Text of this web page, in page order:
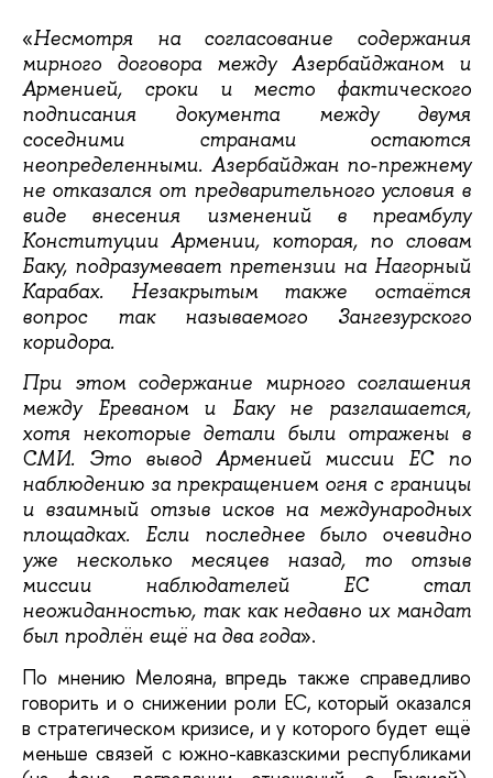
«Несмотря на согласование содержания
мирного договора между Азербайджаном и
Арменией, сроки и место фактического
подписания документа между двумя
соседними странами остаются
неопределенными. Азербайджан по-прежнему
не отказался от предварительного условия в
виде внесения изменений в преамбулу
Конституции Армении, которая, по словам
Баку, подразумевает претензии на Нагорный
Карабах. Незакрытым также остаётся
вопрос так называемого Зангезурского
коридора.
При этом содержание мирного соглашения
между Ереваном и Баку не разглашается,
хотя некоторые детали были отражены в
СМИ. Это вывод Арменией миссии ЕС по
наблюдению за прекращением огня с границы
и взаимный отзыв исков на международных
площадках. Если последнее было очевидно
уже несколько месяцев назад, то отзыв
миссии наблюдателей ЕС стал
неожиданностью, так как недавно их мандат
был продлён ещё на два года».
По мнению Мелояна, впредь также справедливо
говорить и о снижении роли ЕС, который оказался
в стратегическом кризисе, и у которого будет ещё
меньше связей с южно-кавказскими республиками